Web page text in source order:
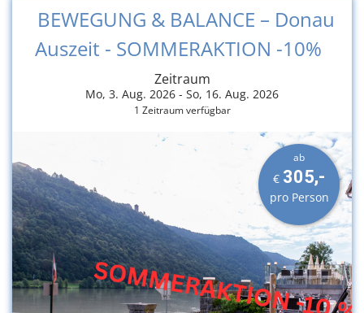
BEWEGUNG & BALANCE – Donau
Auszeit - SOMMERAKTION -10%
Zeitraum
Mo, 3. Aug. 2026 - So, 16. Aug. 2026
1 Zeitraum verfügbar
ab
€ 305,-
pro Person